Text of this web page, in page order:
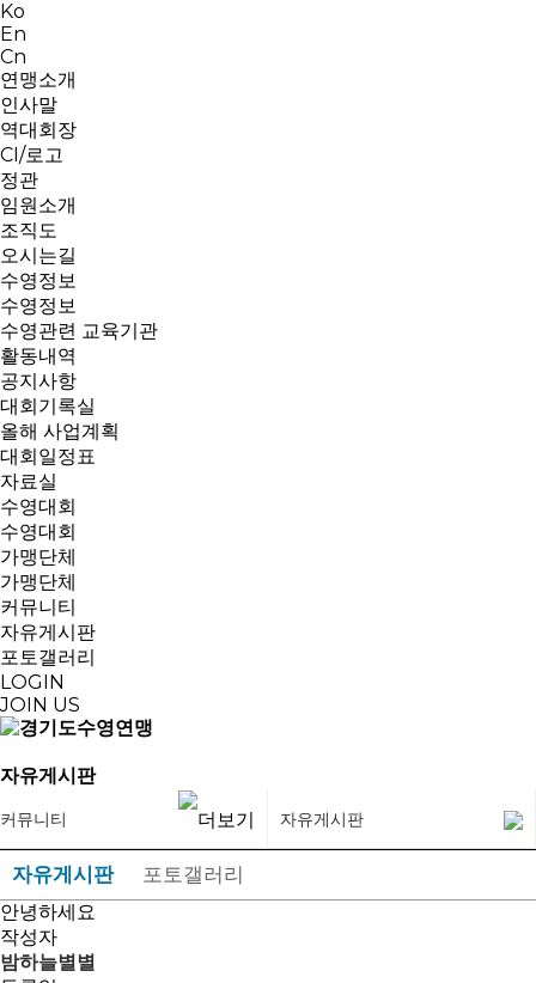
Ko
En
Cn
연맹소개
인사말
역대회장
CI/로고
정관
임원소개
조직도
오시는길
수영정보
수영정보
수영관련 교육기관
활동내역
공지사항
대회기록실
올해 사업계획
대회일정표
자료실
수영대회
수영대회
가맹단체
가맹단체
커뮤니티
자유게시판
포토갤러리
LOGIN
JOIN US
자유게시판
커뮤니티 자유게시판
자유게시판 포토갤러리
안녕하세요
작성자
밤하늘별별